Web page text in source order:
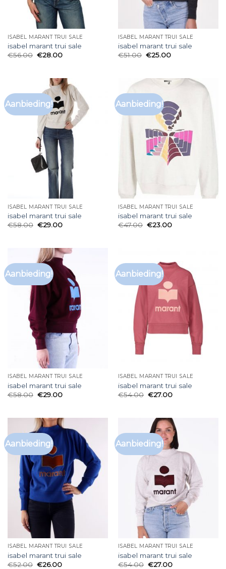
ISABEL MARANT TRUI SALE
isabel marant trui sale
€56.00 €28.00
ISABEL MARANT TRUI SALE
isabel marant trui sale
€51.00 €25.00
Aanbieding!
ISABEL MARANT TRUI SALE
isabel marant trui sale
€58.00 €29.00
Aanbieding!
ISABEL MARANT TRUI SALE
isabel marant trui sale
€47.00 €23.00
Aanbieding!
ISABEL MARANT TRUI SALE
isabel marant trui sale
€58.00 €29.00
Aanbieding!
ISABEL MARANT TRUI SALE
isabel marant trui sale
€54.00 €27.00
Aanbieding!
ISABEL MARANT TRUI SALE
isabel marant trui sale
€52.00 €26.00
Aanbieding!
ISABEL MARANT TRUI SALE
isabel marant trui sale
€54.00 €27.00